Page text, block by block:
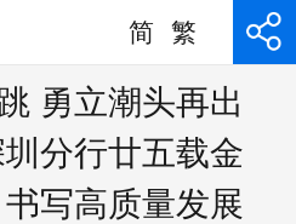
简 繁
勇立潮头再出
分行廿五载金
写高质量发展